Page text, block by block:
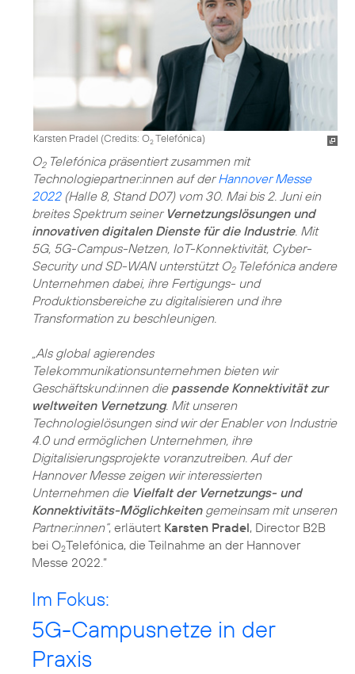
Karsten Pradel (Credits: O2Telefónica)
O2Telefónica präsentiert zusammen mit
Technologiepartner:innen auf derHannover Messe
2022(Halle 8, Stand D07) vom 30. Mai bis 2. Juni ein
breites Spektrum seiner Vernetzungslösungen und
innovativen digitalen Dienste für die Industrie. Mit
5G, 5G-Campus-Netzen, IoT-Konnektivität, Cyber-
Security und SD-WAN unterstützt O2Telefónica andere
Unternehmen dabei, ihre Fertigungs- und
Produktionsbereiche zu digitalisieren und ihre
Transformation zu beschleunigen.
„Als global agierendes
Telekommunikationsunternehmen bieten wir
Geschäftskund:innen die passende Konnektivität zur
weltweiten Vernetzung. Mit unseren
Technologielösungen sind wir der Enabler von Industrie
4.0 und ermöglichen Unternehmen, ihre
Digitalisierungsprojekte voranzutreiben. Auf der
Hannover Messe zeigen wir interessierten
Unternehmen die Vielfalt der Vernetzungs- und
Konnektivitäts-Möglichkeitengemeinsam mit unseren
Partner:innen“, erläutert Karsten Pradel, Director B2B
bei O2Telefónica, die Teilnahme an der Hannover
Messe 2022.”
Im Fokus:
5G-Campusnetze in der
Praxis